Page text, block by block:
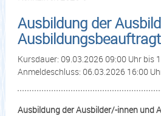
Ausbildung der
Kursdauer: 09.03.2026 09:00 Uhr bis
Anmeldeschluss: 06.03.2026 16:00
Ausbildung der Ausbilder/-innen und